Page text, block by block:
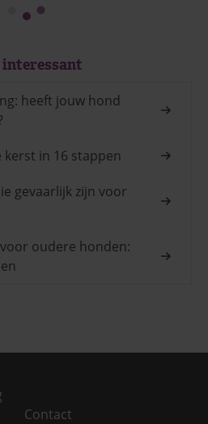
interessant
heeft jouw hond
kerst in 16 stappen
gevaarlijk zijn voor
oudere honden:
Contact